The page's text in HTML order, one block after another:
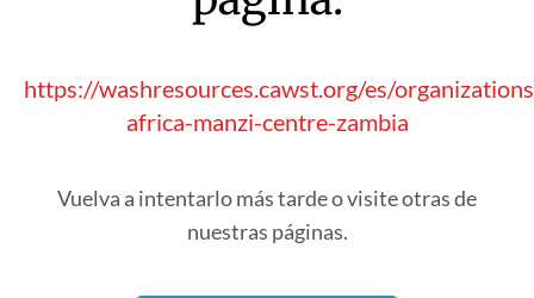
https://washresources.cawst.org/es/
africa-manzi-centre-zambia
Vuelva a intentarlo más tarde o visite otras de
nuestras páginas.